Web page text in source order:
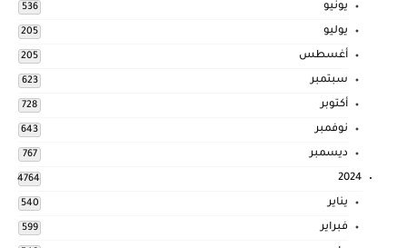
يونيو 536
يوليو 205
أغسطس 205
سبتمبر 623
أكتوبر 728
نوفمبر 643
ديسمبر 767
2024
4764
يناير 540
فبراير 599